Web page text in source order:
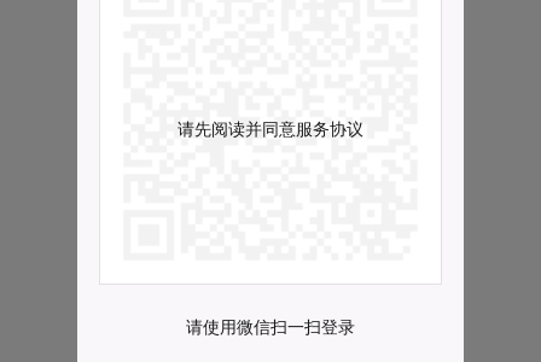
请先阅读并同意服务协议
请使用微信扫一扫登录